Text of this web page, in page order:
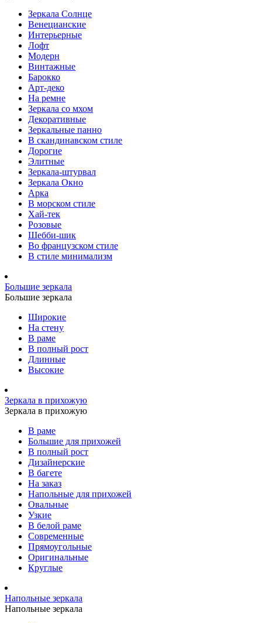
Зеркала Солнце
Венецианские
Интерьерные
Лофт
Модерн
Винтажные
Барокко
Арт-деко
На ремне
Зеркала со мхом
Декоративные
Зеркальные панно
В скандинавском стиле
Дорогие
Элитные
Зеркала-штурвал
Зеркала Окно
Арка
В морском стиле
Хай-тек
Розовые
Шебби-шик
Во французском стиле
В стиле минимализм
Большие зеркала
Большие зеркала
Широкие
На стену
В раме
В полный рост
Длинные
Высокие
Зеркала в прихожую
Зеркала в прихожую
В раме
Большие для прихожей
В полный рост
Дизайнерские
В багете
На заказ
Напольные для прихожей
Овальные
Узкие
В белой раме
Современные
Прямоугольные
Оригинальные
Круглые
Напольные зеркала
Напольные зеркала